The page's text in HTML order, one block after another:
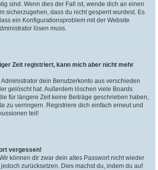
sind. Wenn dies der Fall ist, wende dich an einen
sicherzugehen, dass du nicht gesperrt wurdest. Es
ein Konfigurationsproblem mit der Website
lösen muss.
Zeit registriert, kann mich aber nicht mehr
dein Benutzerkonto aus verschieden
gelöscht hat. Außerdem löschen viele Boards
für längere Zeit keine Beiträge geschrieben haben,
zu verringern. Registriere dich einfach erneut und
teil!
vergessen!
können dir zwar dein altes Passwort nicht wieder
zurücksetzen. Dies machst du, indem du auf